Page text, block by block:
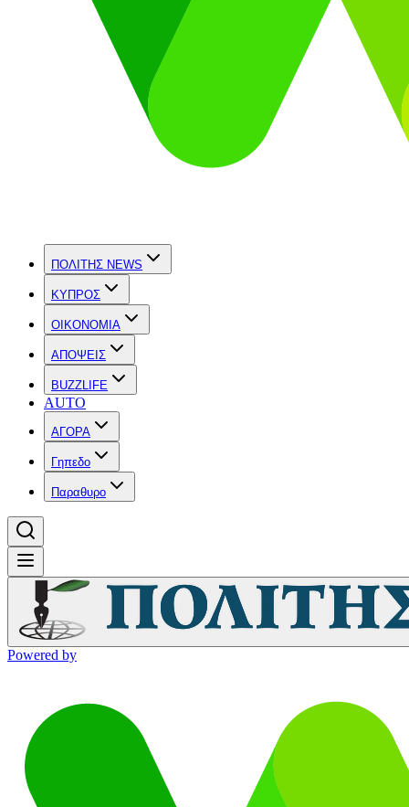
ΠΟΛΙΤΗΣ NEWS
ΚΥΠΡΟΣ
OIKONOMIA
ΑΠΟΨΕΙΣ
BUZZLIFE
AUTO
ΑΓΟΡΑ
Γηπεδο
Παραθυρο
Powered by